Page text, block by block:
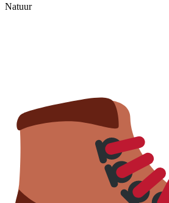
Natuur